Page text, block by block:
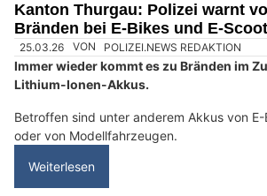
Kanton Thurgau: Polizei warnt
Bränden bei E-Bikes und E-